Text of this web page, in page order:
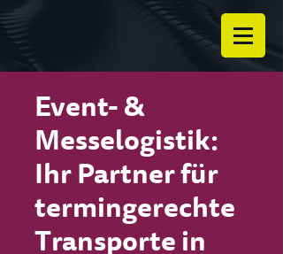
Event- &
Messelogistik:
Ihr Partner für
termingerechte
Transporte in